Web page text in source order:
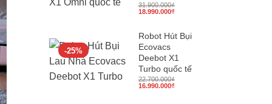
31.900.000₫
Giá
18.990.000₫Giá
18.990.000₫.
-25%
Robot Hút Bụi
Ecovacs
Deebot X1
Turbo quốc tế
22.700.000₫
Giá
16.990.000₫Giá